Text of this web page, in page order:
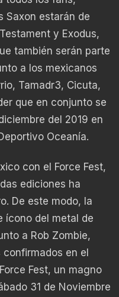
Saxon estarán de
y Exodus,
también serán parte
a los mexicanos
Tamadr3, Cicuta,
que en conjunto se
del 2019 en
Oceanía.
con el Force Fest,
ediciones ha
De este modo, la
ícono del metal de
a Rob Zombie,
en el
Fest, un magno
31 de Noviembre